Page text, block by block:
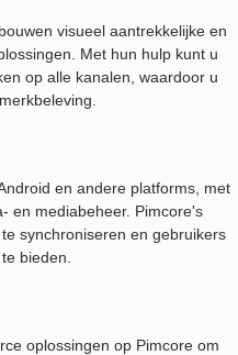
visueel aantrekkelijke en
Met hun hulp kunt u
op alle kanalen, waardoor u
en andere platforms, met
en mediabeheer. Pimcore's
synchroniseren en gebruikers
bieden.
oplossingen op Pimcore om